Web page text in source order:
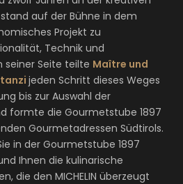
auf der Bühne in dem
Projekt zu
Technik und
seiner Seite teilte Maître und
jeden Schritt dieses Weges
bis zur Auswahl der
formte die Gourmetstube 1897
Gourmetadressen Südtirols.
in der Gourmetstube 1897
Ihnen die kulinarische
die den MICHELIN überzeugt